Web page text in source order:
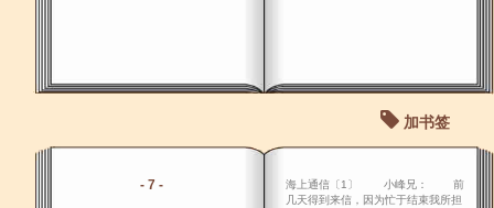
加书签
- 7 -
海上通信〔1〕 小峰兄： 前
几天得到来信，因为忙于结束我所担